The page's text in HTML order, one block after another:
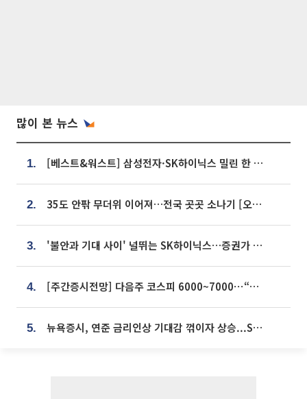
많이 본 뉴스
1. [베스트&워스트] 삼성전자·SK하이닉스 밀린 한 주…상상인증권은 85% 급등
2. 35도 안팎 무더위 이어져…전국 곳곳 소나기 [오늘 날씨]
3. '불안과 기대 사이' 널뛰는 SK하이닉스…증권가 "HBM4·LTA 기반 펀터멘털 견고"
4. [주간증시전망] 다음주 코스피 6000~7000⋯“外人 수급은 정책이 변수”
5. 뉴욕증시, 연준 금리인상 기대감 꺾이자 상승...S&P500 사상 최고치 [종합]